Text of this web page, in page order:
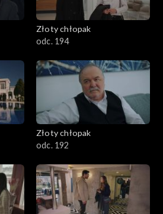
Złoty chłopak
odc. 194
Złoty chłopak
odc. 192